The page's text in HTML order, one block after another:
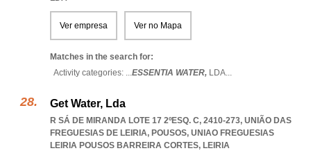
Ver empresa Ver no Mapa
Matches in the search for:
Activity categories: ...ESSENTIA WATER, LDA...
Get Water, Lda
R SÁ DE MIRANDA LOTE 17 2ºESQ. C, 2410-273, UNIÃO DAS
FREGUESIAS DE LEIRIA, POUSOS, UNIAO FREGUESIAS
LEIRIA POUSOS BARREIRA CORTES, LEIRIA